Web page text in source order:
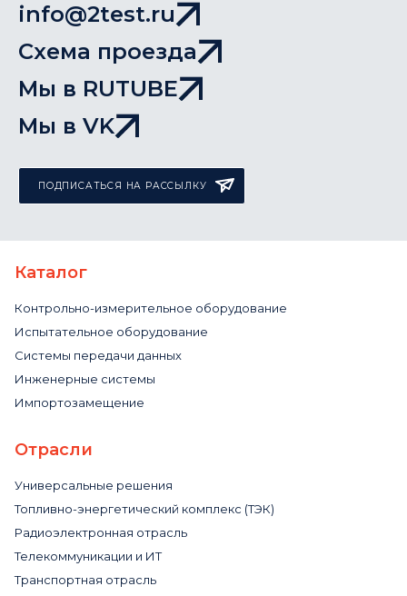
info@2test.ru
Схема проезда
Мы в RUTUBE
Мы в VK
ПОДПИСАТЬСЯ НА РАССЫЛКУ
Каталог
Контрольно-измерительное оборудование
Испытательное оборудование
Системы передачи данных
Инженерные системы
Импортозамещение
Отрасли
Универсальные решения
Топливно-энергетический комплекс (ТЭК)
Радиоэлектронная отрасль
Телекоммуникации и ИТ
Транспортная отрасль